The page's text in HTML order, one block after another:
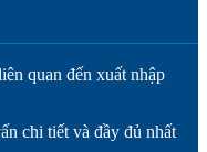
quan đến xuất nhập
chi tiết và đầy đủ nhất